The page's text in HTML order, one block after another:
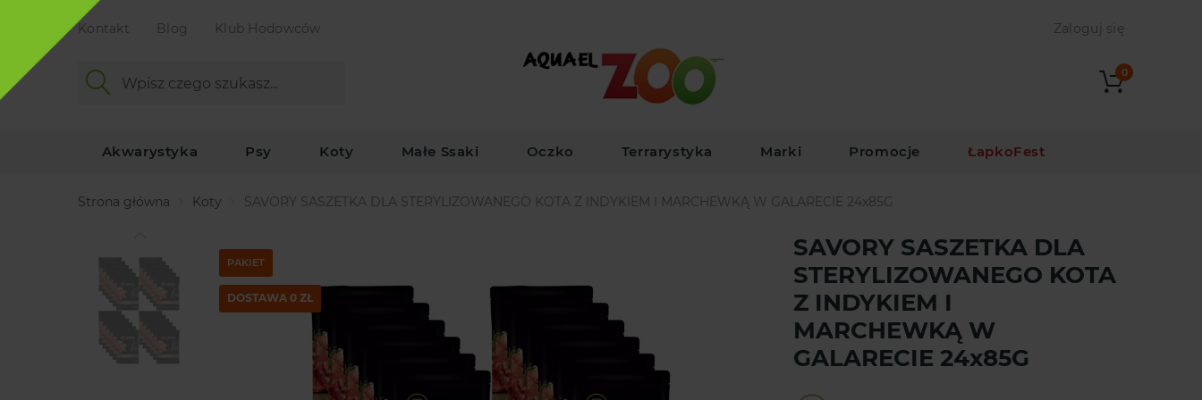
Kontakt Blog Klub Hodowców Zaloguj się
0
Akwarystyka Psy Koty Małe Ssaki Oczko Terrarystyka Marki Promocje ŁapkoFest
Strona główna Koty SAVORY SASZETKA DLA STERYLIZOWANEGO KOTA Z INDYKIEM I MARCHEWKĄ W GALARECIE 24x85G
PAKIET
DOSTAWA 0 ZŁ
SAVORY SASZETKA DLA
STERYLIZOWANEGO KOTA
Z INDYKIEM I
MARCHEWKĄ W
GALARECIE 24x85G